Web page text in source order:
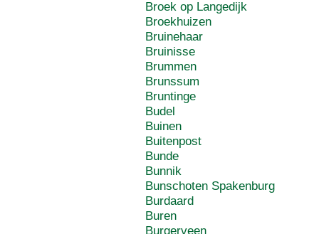
Broek op Langedijk
Broekhuizen
Bruinehaar
Bruinisse
Brummen
Brunssum
Bruntinge
Budel
Buinen
Buitenpost
Bunde
Bunnik
Bunschoten Spakenburg
Burdaard
Buren
Burgerveen